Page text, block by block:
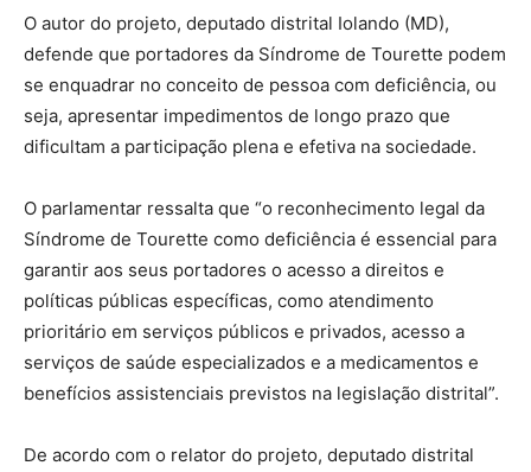
O autor do projeto, deputado distrital Iolando (MD),
defende que portadores da Síndrome de Tourette podem
se enquadrar no conceito de pessoa com deficiência, ou
seja, apresentar impedimentos de longo prazo que
dificultam a participação plena e efetiva na sociedade.
O parlamentar ressalta que “o reconhecimento legal da
Síndrome de Tourette como deficiência é essencial para
garantir aos seus portadores o acesso a direitos e
políticas públicas específicas, como atendimento
prioritário em serviços públicos e privados, acesso a
serviços de saúde especializados e a medicamentos e
benefícios assistenciais previstos na legislação distrital”.
De acordo com o relator do projeto, deputado distrital